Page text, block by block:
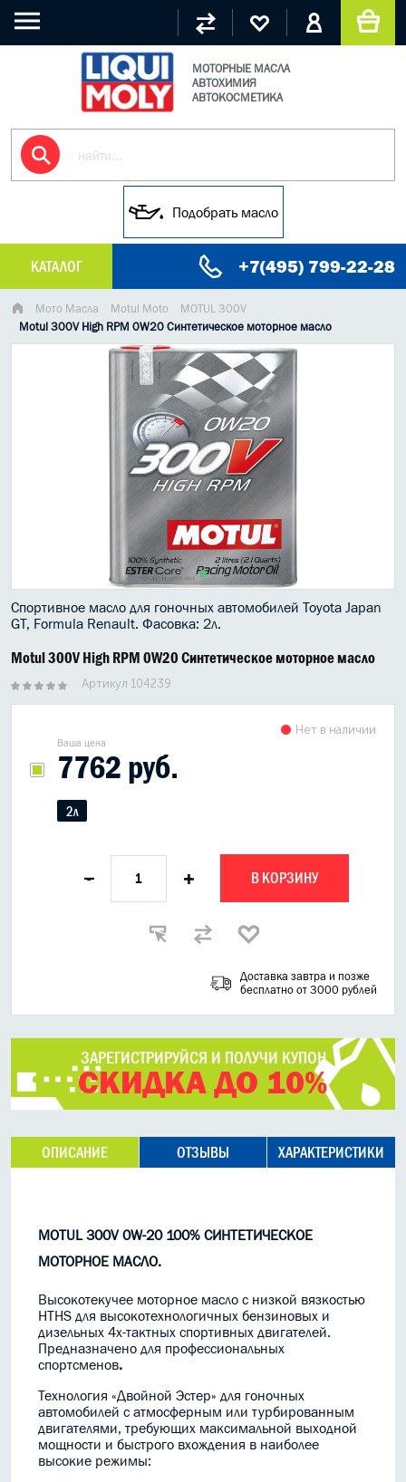
МОТОРНЫЕ МАСЛА
АВТОХИМИЯ
АВТОКОСМЕТИКА
Подобрать масло
КАТАЛОГ +7(495) 799-22-28
МАСЛО МОТОРНОЕ
ГРУЗОВЫЕ МАСЛА
ГИДРАВЛИЧЕСКИЕ МАСЛА
КОНСИСТЕНТНАЯ СМАЗКА
АНТИФРИЗЫ СПЕЦЖИДКОСТИ
ПРИСАДКИ АВТОХИМИЯ
АВТО КОСМЕТИКА
МОТО МАСЛА
ВСЕ БРЕНДЫ
Мото Масла Motul Moto
MOTUL 300V
Motul 300V High RPM 0W20 Синтетическое моторное масло
Спортивное масло для гоночных автомобилей Toyota Japan
GT, Formula Renault. Фасовка: 2л.
Motul 300V High RPM 0W20 Синтетическое моторное масло
Артикул 104239
Ваша цена
7762 руб.
Нет в наличии
2л
- + В КОРЗИНУ
Доставка завтра и позже
бесплатно от 3000 рублей
ЗАРЕГИСТРИРУЙСЯ И ПОЛУЧИ КУПОН
СКИДКА ДО 10%
ОПИСАНИЕ ОТЗЫВЫ ХАРАКТЕРИСТИКИ
MOTUL 300V 0W-20 100% СИНТЕТИЧЕСКОЕ
МОТОРНОЕ МАСЛО.
Высокотекучее моторное масло с низкой вязкостью
HTHS для высокотехнологичных бензиновых и
дизельных 4х-тактных спортивных двигателей.
Предназначено для профессиональных
спортсменов.
Технология «Двойной Эстер» для гоночных
автомобилей с атмосферным или турбированным
двигателями, требующих максимальной выходной
мощности и быстрого вхождения в наиболее
высокие режимы: